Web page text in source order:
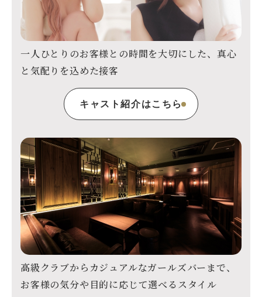
一人ひとりのお客様との時間を大切にした、 真心
と気配りを込めた接客
キャスト紹介はこちら
高級クラブからカジュアルなガールズバーまで、
お客様の気分や目的に応じて選べるスタイル